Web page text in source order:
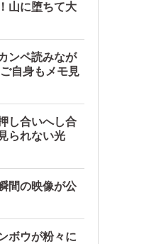
山に堕ちて大
ンペ読みなが
自身もメモ見
し合いへし合
られない光
間の映像が公
ボウが粉々に